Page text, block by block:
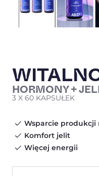
HORMONY +
3 X 60 KAPSUŁEK
Wsparcie
Komfort jelit
Więcej energii